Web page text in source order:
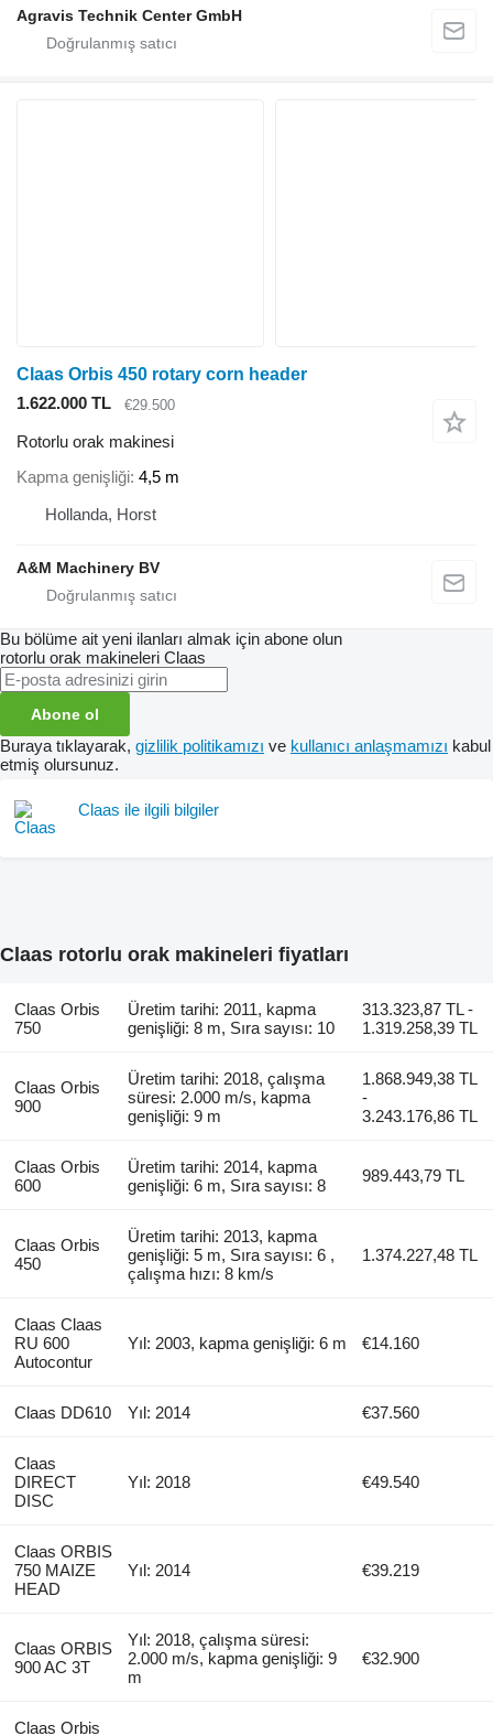
Agravis Technik Center GmbH
Claas Orbis 450 rotary corn header
1.622.000 TL
€29.500
Rotorlu orak makinesi
Kapma genişliği 4,5 m
Hollanda, Horst
A&M Machinery BV
Bu bölüme ait yeni ilanları almak için abone olun
rotorlu orak makineleri Claas
Abone ol
Buraya tıklayarak, gizlilik politikamızı ve kullanıcı anlaşmamızı kabul
etmiş olursunuz.
Claas ile ilgili bilgiler
Claas rotorlu orak makineleri fiyatları
Claas Orbis
750
Üretim tarihi: 2011, kapma
genişliği: 8 m, Sıra sayısı: 10
313.323,87 TL -
1.319.258,39 TL
Claas Orbis
900
Üretim tarihi: 2018, çalışma
süresi: 2.000 m/s, kapma
genişliği: 9 m
1.868.949,38 TL
-
3.243.176,86 TL
Claas Orbis
600
Üretim tarihi: 2014, kapma
genişliği: 6 m, Sıra sayısı: 8
989.443,79 TL
Claas Orbis
450
Üretim tarihi: 2013, kapma
genişliği: 5 m, Sıra sayısı: 6 ,
çalışma hızı: 8 km/s
1.374.227,48 TL
Claas Claas
RU 600
Autocontur
Yıl: 2003, kapma genişliği: 6 m €14.160
Claas DD610 Yıl: 2014 €37.560
Claas
DIRECT
DISC
Yıl: 2018 €49.540
Claas ORBIS
750 MAIZE
HEAD
Yıl: 2014 €39.219
Claas ORBIS
900 AC 3T
Yıl: 2018, çalışma süresi:
2.000 m/s, kapma genişliği: 9
m
€32.900
Claas Orbis